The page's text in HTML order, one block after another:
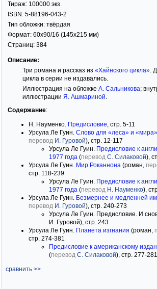
Тираж: 100000 экз.
ISBN: 5-88196-043-2
Тип обложки: твёрдая
Формат: 60x90/16 (145x215 мм)
Страниц: 384
Описание:
Три романа и рассказ из «Хайнского цикла».
цикла в серии не издавались.
Иллюстрация на обложке А. Сальникова;
иллюстрации Я. Ашмариной.
Содержание:
Н. Науменко. Предисловие, стр. 5-11
Урсула Ле Гуин. Слово для «леса» и
перевод И. Гуровой), стр. 12-117
Урсула Ле Гуин. Предисловие к
1977 года (перевод С. Силаковой),
Урсула Ле Гуин. Мир Роканнона (роман,
стр. 118-239
Урсула Ле Гуин. Предисловие к
1977 года (перевод Н. Науменко),
Урсула Ле Гуин. Безмернее и медленней
перевод И. Гуровой), стр. 240-273
Урсула Ле Гуин. Предисловие. И
И. Гуровой), стр. 243
Урсула Ле Гуин. Планета изгнания (роман,
стр. 274-381
Предисловие к американскому
(перевод С. Силаковой), стр. 277-281
сравнить >>